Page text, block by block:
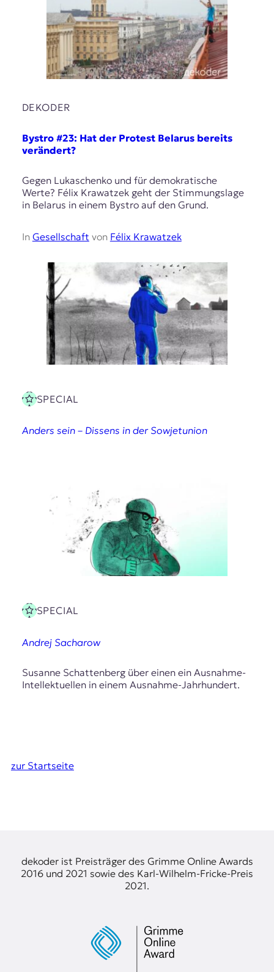
DEKODER
Bystro #23: Hat der Protest Belarus bereits
verändert?
Gegen Lukaschenko und für demokratische
Werte? Félix Krawatzek geht der Stimmungslage
in Belarus in einem Bystro auf den Grund.
In Gesellschaft von Félix Krawatzek
SPECIAL
Anders sein – Dissens in der Sowjetunion
SPECIAL
Andrej Sacharow
Susanne Schattenberg über einen ein Ausnahme-
Intellektuellen in einem Ausnahme-Jahrhundert.
zur Startseite
dekoder ist Preisträger des Grimme Online Awards
2016 und 2021 sowie des Karl-Wilhelm-Fricke-Preis
2021.